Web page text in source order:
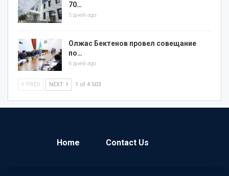
70…
5 дней ago
Олжас Бектенов провел совещание
по…
6 дней ago
PREV NEXT 1 of 4 503
Home Contact Us